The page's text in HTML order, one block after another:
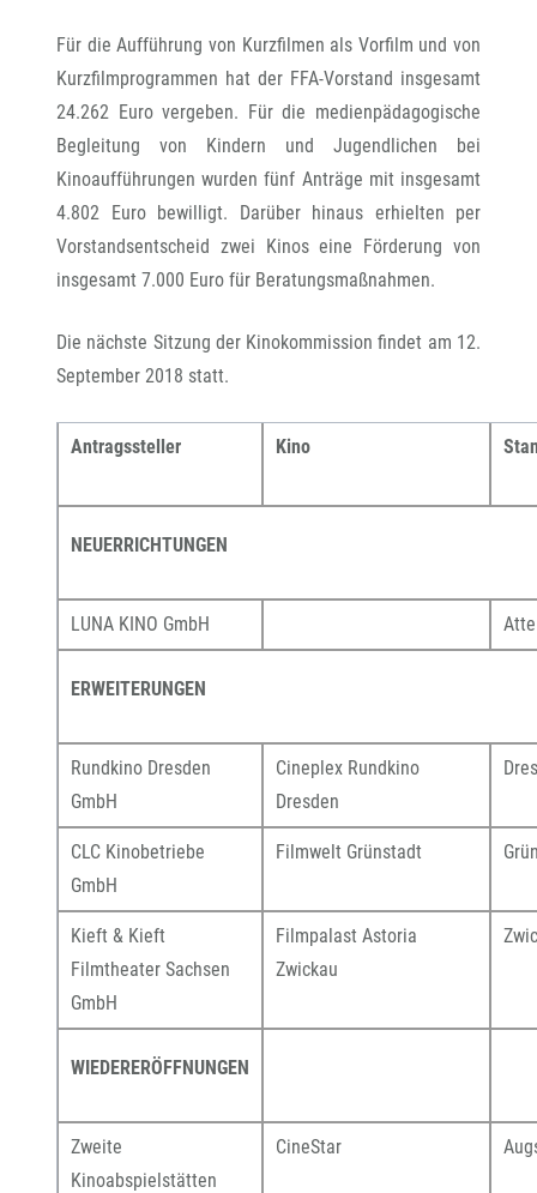
Für die Aufführung von Kurzfilmen als Vorfilm und von
Kurzfilmprogrammen hat der FFA-Vorstand insgesamt
24.262 Euro vergeben. Für die medienpädagogische
Begleitung von Kindern und Jugendlichen bei
Kinoaufführungen wurden fünf Anträge mit insgesamt
4.802 Euro bewilligt. Darüber hinaus erhielten per
Vorstandsentscheid zwei Kinos eine Förderung von
insgesamt 7.000 Euro für Beratungsmaßnahmen.
Die nächste Sitzung der Kinokommission findet am 12.
September 2018 statt.
Antragssteller Kino
NEUERRICHTUNGEN
LUNA KINO GmbH
ERWEITERUNGEN
Rundkino Dresden
GmbH
Cineplex Rundkino
Dresden
CLC Kinobetriebe
GmbH
Filmwelt Grünstadt
Kieft & Kieft
Filmtheater Sachsen
GmbH
Filmpalast Astoria
Zwickau
WIEDERERÖFFNUNGEN
Zweite
Kinoabspielstätten
CineStar